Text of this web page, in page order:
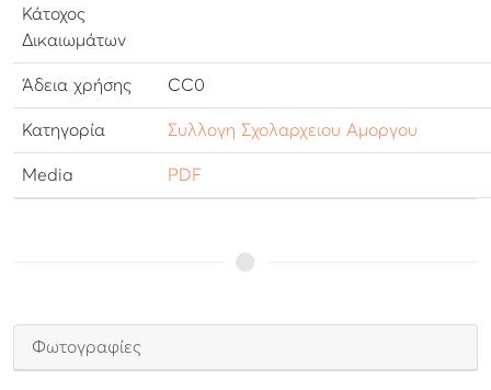
Κάτοχος
Δικαιωμάτων
Άδεια χρήσης CC0
Κατηγορία Συλλογη Σχολαρχειου Αμοργου
Media PDF
Φωτογραφίες